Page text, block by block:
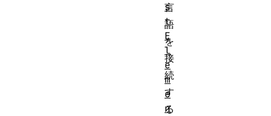
言
語
を
接
続
す
る
s
t
E
l
e
m
e
n